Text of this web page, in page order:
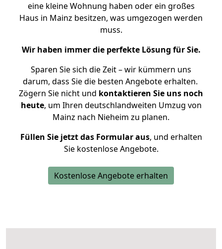
eine kleine Wohnung haben oder ein großes
Haus in Mainz besitzen, was umgezogen werden
muss.
Wir haben immer die perfekte Lösung für Sie.
Sparen Sie sich die Zeit – wir kümmern uns
darum, dass Sie die besten Angebote erhalten.
Zögern Sie nicht und kontaktieren Sie uns noch
heute, um Ihren deutschlandweiten Umzug von
Mainz nach Nieheim zu planen.
Füllen Sie jetzt das Formular aus, und erhalten
Sie kostenlose Angebote.
Kostenlose Angebote erhalten